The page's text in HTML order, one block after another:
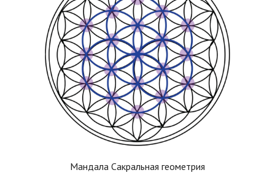
Мандала Сакральная геометрия